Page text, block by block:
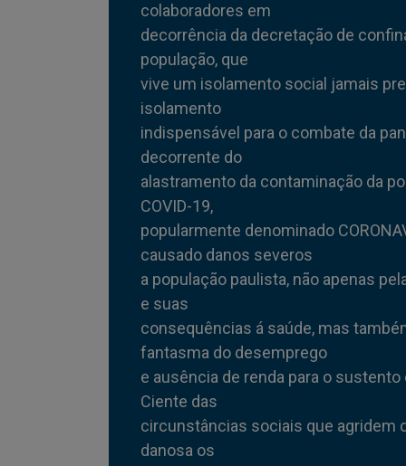
colaboradores em
decorrência da decretação de
população, que
vive um isolamento social jamais
isolamento
indispensável para o combate da
decorrente do
alastramento da contaminação da
COVID-19,
popularmente denominado
causado danos severos
a população paulista, não apenas
e suas
consequências á saúde, mas
fantasma do desemprego
e ausência de renda para o
Ciente das
circunstâncias sociais que agridem
danosa os